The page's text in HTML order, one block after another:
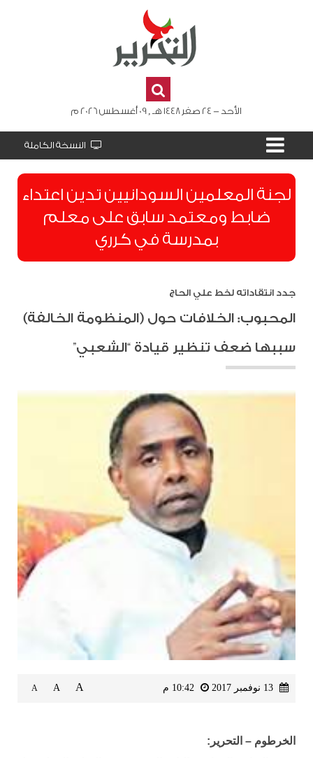
الأحد - 24 صفر 1448 هـ , 09 أغسطس 2026 م
النسخة الكاملة
لجنة المعلمين السودانيين تدين اعتداء
ضابط ومعتمد سابق على معلم
بمدرسة في كرري
جدد انتقاداته لخط علي الحاج
المحبوب: الخلافات حول (المنظومة الخالفة)
سببها ضعف تنظير قيادة “الشعبي”
A
A
A
الخرطوم – التحرير: